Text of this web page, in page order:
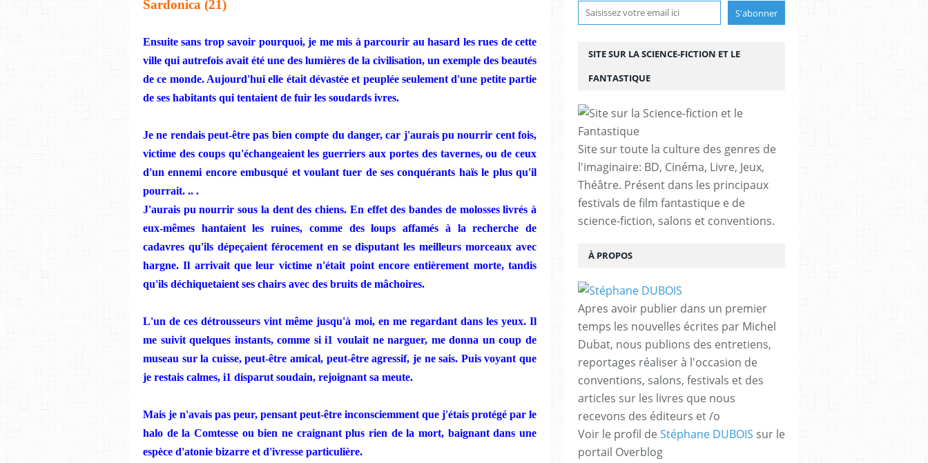
Sardonica (21)
Ensuite sans trop savoir pourquoi, je me mis à parcourir au hasard les rues de cette
ville qui autrefois avait été une des lumières de la civilisation, un exemple des beautés
de ce monde. Aujourd'hui elle était dévastée et peuplée seulement d'une petite partie
de ses habitants qui tentaient de fuir les soudards ivres.
Je ne rendais peut-être pas bien compte du danger, car j'aurais pu nourrir cent fois,
victime des coups qu'échangeaient les guerriers aux portes des tavernes, ou de ceux
d'un ennemi encore embusqué et voulant tuer de ses conquérants haïs le plus qu'il
pourrait. .. .
J'aurais pu nourrir sous la dent des chiens. En effet des bandes de molosses livrés à
eux-mêmes hantaient les ruines, comme des loups affamés à la recherche de
cadavres qu'ils dépeçaient férocement en se disputant les meilleurs morceaux avec
hargne. Il arrivait que leur victime n'était point encore entièrement morte, tandis
qu'ils déchiquetaient ses chairs avec des bruits de mâchoires.
L'un de ces détrousseurs vint même jusqu'à moi, en me regardant dans les yeux. Il
me suivit quelques instants, comme si i1 voulait ne narguer, me donna un coup de
museau sur la cuisse, peut-être amical, peut-être agressif, je ne sais. Puis voyant que
je restais calmes, i1 disparut soudain, rejoignant sa meute.
Mais je n'avais pas peur, pensant peut-être inconsciemment que j'étais protégé par le
halo de la Comtesse ou bien ne craignant plus rien de la mort, baignant dans une
espèce d'atonie bizarre et d'ivresse particulière.
SITE SUR LA SCIENCE-FICTION ET LE
FANTASTIQUE
Site sur toute la culture des genres de
l'imaginaire: BD, Cinéma, Livre, Jeux,
Théâtre. Présent dans les principaux
festivals de film fantastique e de
science-fiction, salons et conventions.
À PROPOS
Apres avoir publier dans un premier
temps les nouvelles écrites par Michel
Dubat, nous publions des entretiens,
reportages réaliser à l'occasion de
conventions, salons, festivals et des
articles sur les livres que nous
recevons des éditeurs et /o
Voir le profil de Stéphane DUBOIS sur le
portail Overblog